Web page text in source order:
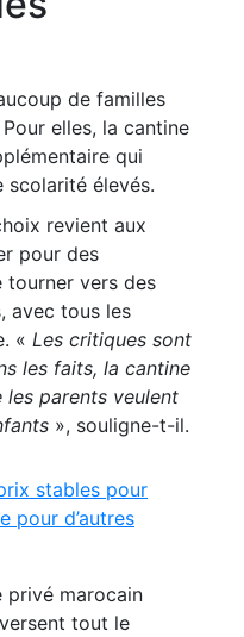
de familles
elles, la cantine
qui
scolarité élevés.
revient aux
pour des
tourner vers des
avec tous les
« Les critiques sont
les faits, la cantine
parents veulent
», souligne-t-il.
stables pour
pour d’autres
privé marocain
tout le